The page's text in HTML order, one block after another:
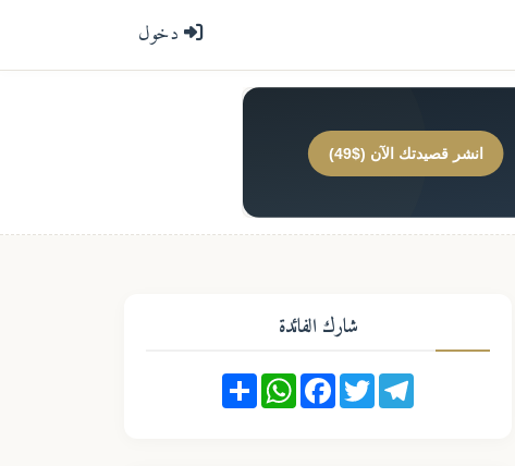
دخول
انشر قصيدتك الآن ($49)
شارك الفائدة
Share
WhatsAppFacebookTwitterTelegram